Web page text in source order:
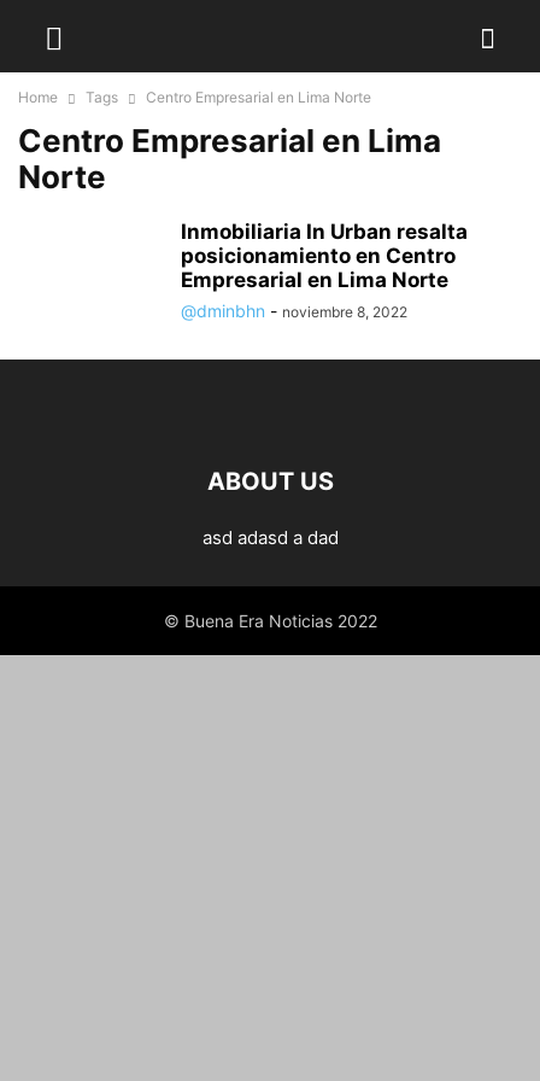
Home Tags Centro Empresarial en Lima Norte
Centro Empresarial en Lima
Norte
Inmobiliaria In Urban resalta
posicionamiento en Centro
Empresarial en Lima Norte
@dminbhn - noviembre 8, 2022
ABOUT US
asd adasd a dad
© Buena Era Noticias 2022